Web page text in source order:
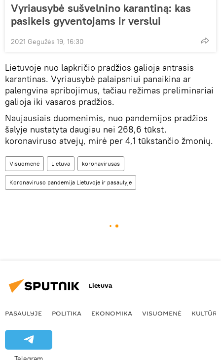
Vyriausybė sušvelnino karantiną: kas
pasikeis gyventojams ir verslui
2021 Gegužės 19, 16:30
Lietuvoje nuo lapkričio pradžios galioja antrasis
karantinas. Vyriausybė palaipsniui panaikina ar
palengvina apribojimus, tačiau režimas preliminariai
galioja iki vasaros pradžios.
Naujausiais duomenimis, nuo pandemijos pradžios
šalyje nustatyta daugiau nei 268,6 tūkst.
koronaviruso atvejų, mirė per 4,1 tūkstančio žmonių.
Visuomenė Lietuva koronavirusas
Koronaviruso pandemija Lietuvoje ir pasaulyje
Lietuva
PASAULYJE POLITIKA EKONOMIKA VISUOMENĖ KULTŪRA